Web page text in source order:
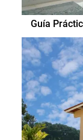
Guía